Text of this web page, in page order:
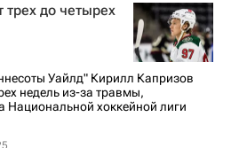
Бэй Лайтнинг
Джетс
трех до четырех
Уайлд" Кирилл Капризов
недель из-за травмы,
Национальной хоккейной лиги